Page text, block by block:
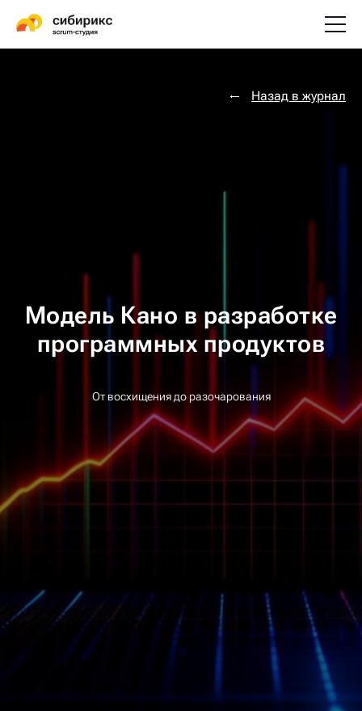
Назад в журнал
Модель Кано в разработке
программных продуктов
От восхищения до разочарования